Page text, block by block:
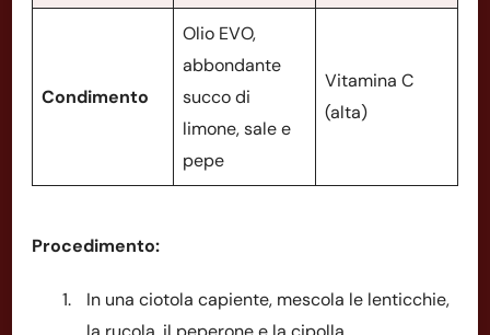
Condimento
Olio EVO,
abbondante
succo di
limone, sale e
pepe
Vitamina C
(alta)
Procedimento:
In una ciotola capiente, mescola le lenticchie,